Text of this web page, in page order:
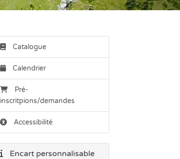
Catalogue
Calendrier
Pré-
inscritpions/demandes
Accessibilité
Encart personnalisable